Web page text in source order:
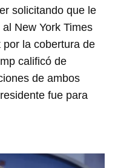
solicitando que le
New York Times
por la cobertura de
calificó de
de ambos
fue para